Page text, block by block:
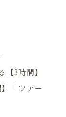
3時間】
｜ツアー